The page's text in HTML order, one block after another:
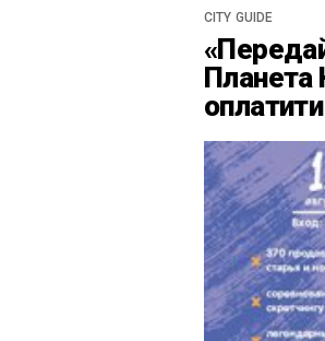
CITY GUIDE
Планета